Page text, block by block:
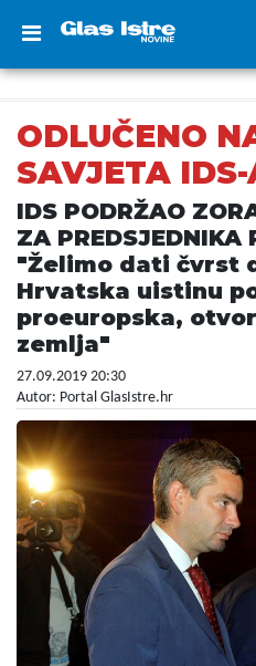
ODLUČENO
SAVJETA
IDS PODRŽAO
ZA PREDSJEDNIKA
"Želimo dati čvrst
Hrvatska uistinu
proeuropska,
zemlja"
27.09.2019 20:30
Autor: Portal GlasIstre.hr